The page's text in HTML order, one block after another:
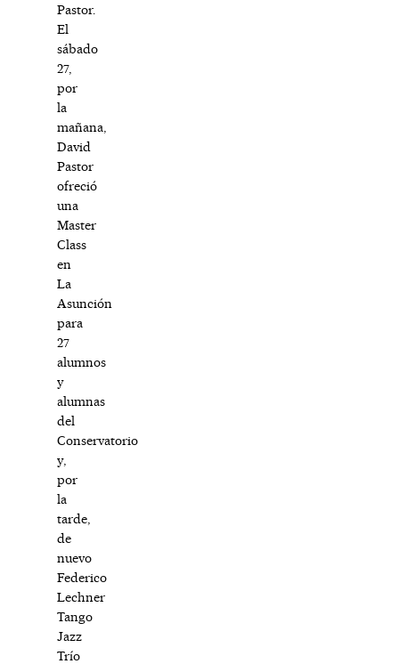
Pastor.
El
sábado
27,
por
la
mañana,
David
Pastor
ofreció
una
Master
Class
en
La
Asunción
para
27
alumnos
y
alumnas
del
Conservatorio
y,
por
la
tarde,
de
nuevo
Federico
Lechner
Tango
Jazz
Trío